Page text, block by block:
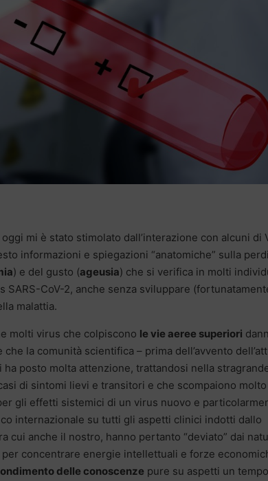
oggi mi è stato stimolato dall’interazione con alcuni di
informazioni e spiegazioni “anatomiche” sulla
) e del gusto (ageusia) che si verifica in molti
SARS-CoV-2, anche senza sviluppare
malattia.
molti virus che colpiscono le vie aeree superiori
la comunità scientifica – prima dell’avvento
ha posto molta attenzione, trattandosi nella
di sintomi lievi e transitori e che scompaiono molto
gli effetti sistemici di un virus nuovo e
internazionale su tutti gli aspetti clinici indotti dallo
cui anche il nostro, hanno pertanto “deviato” dai
concentrare energie intellettuali e forze
delle conoscenze pure su aspetti un tempo